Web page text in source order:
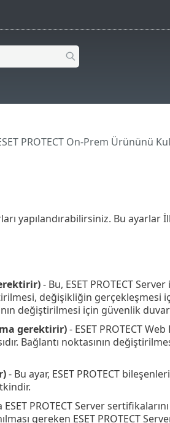
PROTECT On-Prem Ürününü
yapılandırabilirsiniz. Bu
- Bu, ESET PROTECT
değişikliğin gerçekleşmesi
değiştirilmesi için güvenlik
gerektirir)- ESET PROTECT
Bağlantı noktasının
- Bu ayar, ESET PROTECT
ESET PROTECT Server
gereken ESET PROTECT